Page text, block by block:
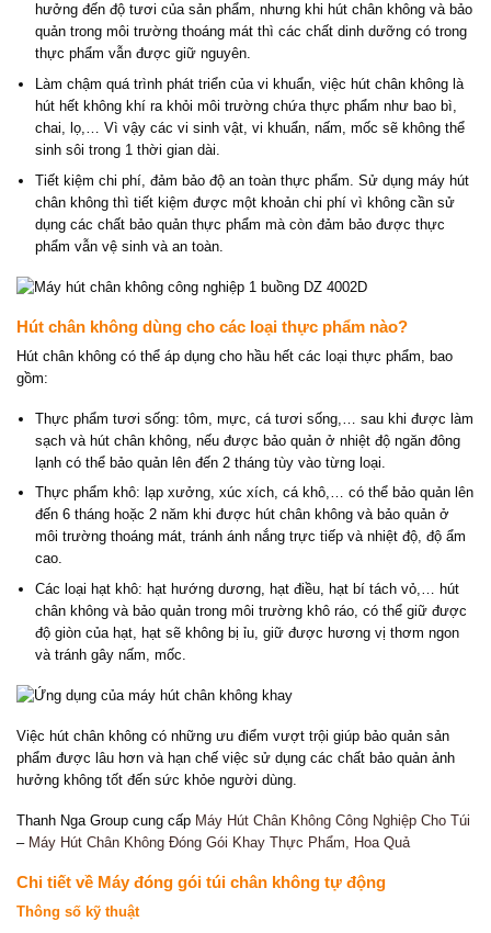
hưởng đến độ tươi của sản phẩm, nhưng khi hút chân không và bảo
quản trong môi trường thoáng mát thì các chất dinh dưỡng có trong
thực phẩm vẫn được giữ nguyên.
Làm chậm quá trình phát triển của vi khuẩn, việc hút chân không là
hút hết không khí ra khỏi môi trường chứa thực phẩm như bao bì,
chai, lọ,… Vì vậy các vi sinh vật, vi khuẩn, nấm, mốc sẽ không thể
sinh sôi trong 1 thời gian dài.
Tiết kiệm chi phí, đảm bảo độ an toàn thực phẩm. Sử dụng máy hút
chân không thì tiết kiệm được một khoản chi phí vì không cần sử
dụng các chất bảo quản thực phẩm mà còn đảm bảo được thực
phẩm vẫn vệ sinh và an toàn.
Hút chân không dùng cho các loại thực phẩm nào?
Hút chân không có thể áp dụng cho hầu hết các loại thực phẩm, bao
gồm:
Thực phẩm tươi sống: tôm, mực, cá tươi sống,… sau khi được làm
sạch và hút chân không, nếu được bảo quản ở nhiệt độ ngăn đông
lạnh có thể bảo quản lên đến 2 tháng tùy vào từng loại.
Thực phẩm khô: lạp xưởng, xúc xích, cá khô,… có thể bảo quản lên
đến 6 tháng hoặc 2 năm khi được hút chân không và bảo quản ở
môi trường thoáng mát, tránh ánh nắng trực tiếp và nhiệt độ, độ ẩm
cao.
Các loại hạt khô: hạt hướng dương, hạt điều, hạt bí tách vỏ,… hút
chân không và bảo quản trong môi trường khô ráo, có thể giữ được
độ giòn của hạt, hạt sẽ không bị ỉu, giữ được hương vị thơm ngon
và tránh gây nấm, mốc.
Việc hút chân không có những ưu điểm vượt trội giúp bảo quản sản
phẩm được lâu hơn và hạn chế việc sử dụng các chất bảo quản ảnh
hưởng không tốt đến sức khỏe người dùng.
Thanh Nga Group cung cấp Máy Hút Chân Không Công Nghiệp Cho Túi
– Máy Hút Chân Không Đóng Gói Khay Thực Phẩm, Hoa Quả
Chi tiết về Máy đóng gói túi chân không tự động
Thông số kỹ thuật